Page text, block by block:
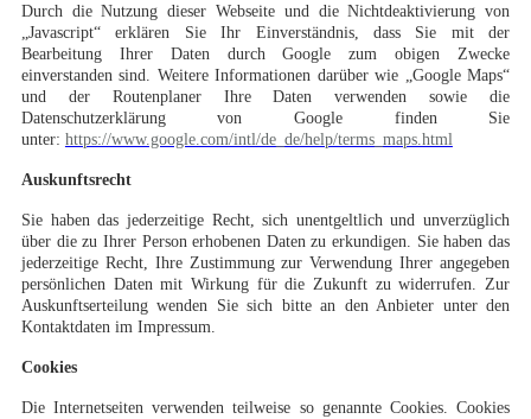
Durch die Nutzung dieser Webseite und die Nichtdeaktivierung von
„Javascript“ erklären Sie Ihr Einverständnis, dass Sie mit der
Bearbeitung Ihrer Daten durch Google zum obigen Zwecke
einverstanden sind. Weitere Informationen darüber wie „Google Maps“
und der Routenplaner Ihre Daten verwenden sowie die
Datenschutzerklärung von Google finden Sie
unter: https://www.google.com/intl/de_de/help/terms_maps.html
Auskunftsrecht
Sie haben das jederzeitige Recht, sich unentgeltlich und unverzüglich
über die zu Ihrer Person erhobenen Daten zu erkundigen. Sie haben das
jederzeitige Recht, Ihre Zustimmung zur Verwendung Ihrer angegeben
persönlichen Daten mit Wirkung für die Zukunft zu widerrufen. Zur
Auskunftserteilung wenden Sie sich bitte an den Anbieter unter den
Kontaktdaten im Impressum.
Cookies
Die Internetseiten verwenden teilweise so genannte Cookies. Cookies